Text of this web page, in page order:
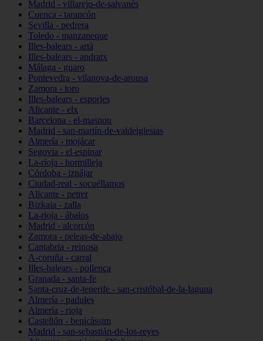
Madrid - villarejo-de-salvanés
Cuenca - tarancón
Sevilla - pedrera
Toledo - manzaneque
Illes-balears - artà
Illes-balears - andratx
Málaga - guaro
Pontevedra - vilanova-de-arousa
Zamora - toro
Illes-balears - esporles
Alicante - elx
Barcelona - el-masnou
Madrid - san-martín-de-valdeiglesias
Almería - mojácar
Segovia - el-espinar
La-rioja - hormilleja
Córdoba - iznájar
Ciudad-real - socuéllamos
Alicante - petrer
Bizkaia - zalla
La-rioja - ábalos
Madrid - alcorcón
Zamora - peleas-de-abajo
Cantabria - reinosa
A-coruña - carral
Illes-balears - pollença
Granada - santa-fe
Santa-cruz-de-tenerife - san-cristóbal-de-la-laguna
Almería - padules
Almería - rioja
Castellón - benicàssim
Madrid - san-sebastián-de-los-reyes